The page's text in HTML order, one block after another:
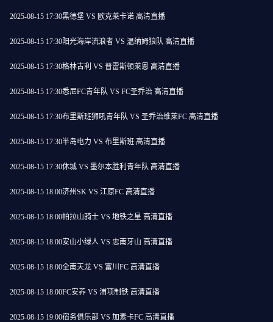
2025-08-15 17:30黑德堡 VS 欧克莱卡诺 高清直播
2025-08-15 17:30阳光海岸流浪者 VS 温纳姆狼队 高清直播
2025-08-15 17:30格林古利 VS 普雷斯顿莱恩 高清直播
2025-08-15 17:30悉尼FC青年队 VS FC圣乔治 高清直播
2025-08-15 17:30布里斯班狮吼青年队 VS 圣乔治维莱FC 高清直播
2025-08-15 17:30半岛电力 VS 布里斯班 高清直播
2025-08-15 17:30休城 VS 墨尔本胜利青年队 高清直播
2025-08-15 18:00济州SK VS 江原FC 高清直播
2025-08-15 18:00帕拉山骑士 VS 地铁之星 高清直播
2025-08-15 18:00安山小绿人 VS 忠南牙山 高清直播
2025-08-15 18:00全南天龙 VS 富川FC 高清直播
2025-08-15 18:00FC安养 VS 浦项制铁 高清直播
2025-08-15 19:00宿务俱乐部 VS 加素卡FC 高清直播